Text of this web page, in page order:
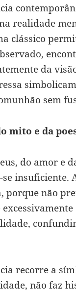
realidade
clássico
da
sem
mito e da
do amor e
insuficiente.
porque não
recorre a
não faz